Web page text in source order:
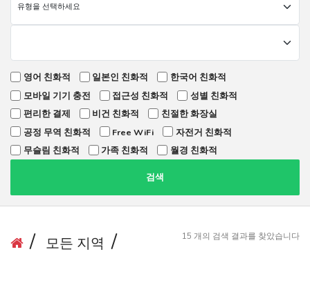
영어 친화적 일본인 친화적
한국어 친화적
모바일 기기 충전
접근성 친화적
성별 친화적
편리한 결제
비건 친화적
친절한 화장실
공정 무역 친화적
Free WiFi
자전거 친화적
무슬림 친화적
가족 친화적 월경 친화적
검색
모든 지역 15 개의 검색 결과를 찾았습니다